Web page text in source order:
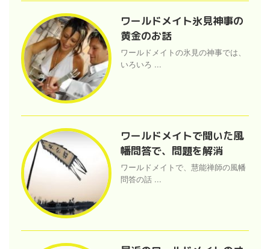
ワールドメイト氷見神事の
黄金のお話
ワールドメイトの氷見の神事では、
いろいろ ...
ワールドメイトで聞いた風
幡問答で、問題を解消
ワールドメイトで、慧能禅師の風幡
問答の話 ...